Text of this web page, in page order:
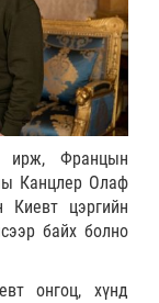
ирж, Францын
Канцлер Олаф
цэргийн
байх болно
онгоц, хүнд